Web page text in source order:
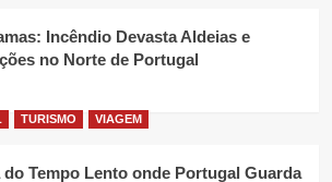
Incêndio Devasta Aldeias e
no Norte de Portugal
TURISMO VIAGEM
do Tempo Lento onde Portugal Guarda